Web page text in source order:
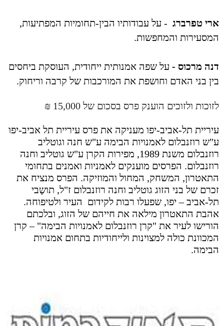
ארי טפרברג - על עבודותיו הבין-תחומיות המפתיעות,
המסעירות והמחפשות.
דנה מרכוס - על שפה אמנותית ייחודית, העוסקת ביחסים
בין בני האדם וחושפת את המורכבות של קרבה וריחוק.
לזוכות ולזוכים הוענק פרס בסכום של 15,000 ₪
עיריית תל-אביב-יפו מעניקה את פרס עיריית תל אביב-יפו
ע"ש רוזנבלום לאמנויות הבימה ע"ש חנה וגוטליב
רוזנבלום משנת 1989, מפירות הקרן ע"ש גוטליב וחנה
רוזנבלום. הפרסים מוענקים לאמניות ואמנים בתחומי
התאטרון, המשחק, המחול והמוזיקה. הפרס מנציח את
זכרם של בני הזוג גוטליב וחנה רוזנבלום ז"ל, תושָבי
תל-אביב – יפו, שפעלו רבות לקידום העיר ולטיפוחה.
אהבת התאטרון מילאה את חייהם של הזוג, ובלכתם
הורישו לעיר את "קרן רוזנבלום לאמנויות הבימה" – קרן
המכוונת כולה למצוינות ולייחודיות בתחום אמנויות
הבימה.